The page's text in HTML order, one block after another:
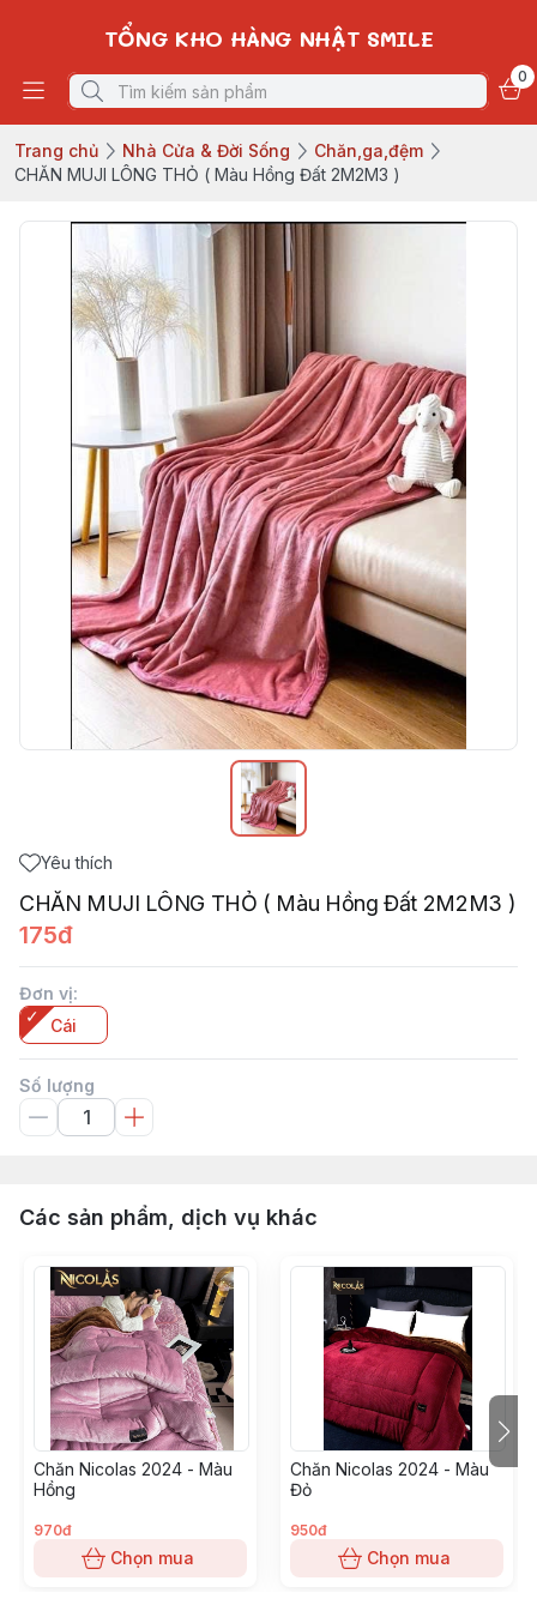
TỔNG KHO HÀNG NHẬT SMILE
0
Trang chủ Nhà Cửa & Đời Sống
Chăn,ga,đệm
CHĂN MUJI LÔNG THỎ ( Màu Hồng Đất 2M2M3 )
Yêu thích
CHĂN MUJI LÔNG THỎ ( Màu Hồng Đất 2M2M3 )
175đ
Đơn vị:
Cái
Số lượng
Các sản phẩm, dịch vụ khác
Chăn Nicolas 2024 - Màu
Hồng
970đ
Chọn mua
Chăn Nicolas 2024 - Màu
Đỏ
950đ
Chọn mua